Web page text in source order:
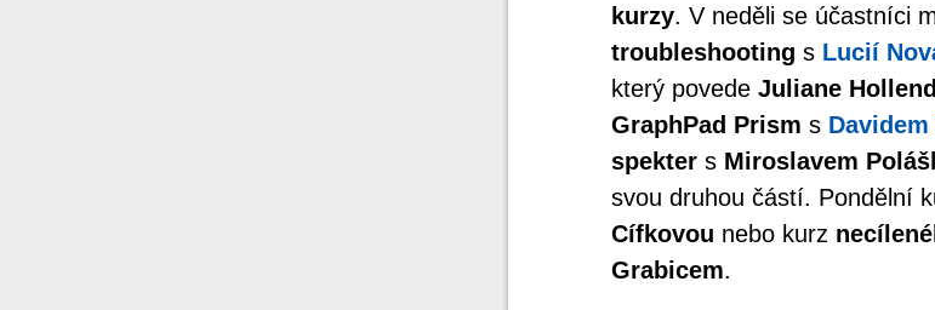
kurzy. V neděli se účastníci
troubleshooting s Lucií
který povede Juliane
GraphPad Prism s
spekters Miroslavem
svou druhou částí. Pondělní
Cífkovou nebo kurz
Grabicem.